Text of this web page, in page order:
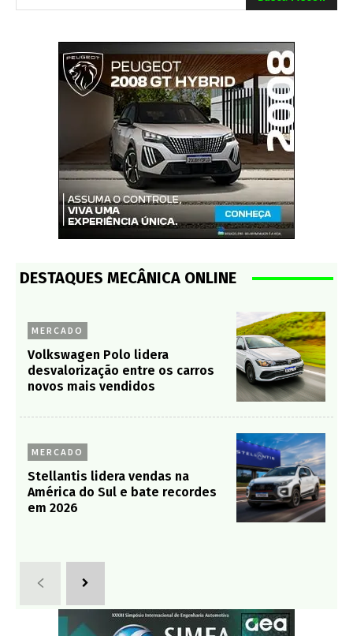
DESTAQUES MECÂNICA ONLINE
MERCADO
Volkswagen Polo lidera
desvalorização entre os carros
novos mais vendidos
MERCADO
Stellantis lidera vendas na
América do Sul e bate recordes
em 2026